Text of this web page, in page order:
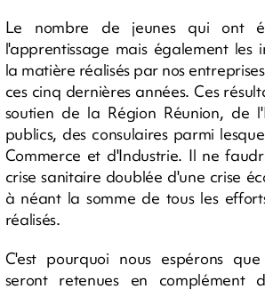
Le nombre de jeunes qui ont
l'apprentissage mais également les
la matière réalisés par nos
ces cinq dernières années. Ces
soutien de la Région Réunion, de
publics, des consulaires parmi
Commerce et d'Industrie. Il ne
crise sanitaire doublée d'une crise
à néant la somme de tous les
réalisés.
C'est pourquoi nous espérons
seront retenues en complément